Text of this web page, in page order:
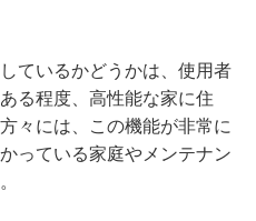
ているかどうかは、使用者
る程度、高性能な家に住
々には、この機能が非常に
っている家庭やメンテナン